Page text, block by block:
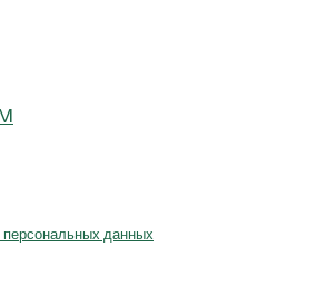
персональных данных